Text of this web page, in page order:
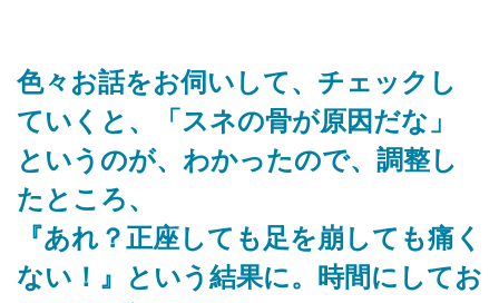
色々お話をお伺いして、チェックし
ていくと、「スネの骨が原因だな」
というのが、わかったので、調整し
たところ、
『あれ？正座しても足を崩しても痛く
ない！』という結果に。時間にしてお